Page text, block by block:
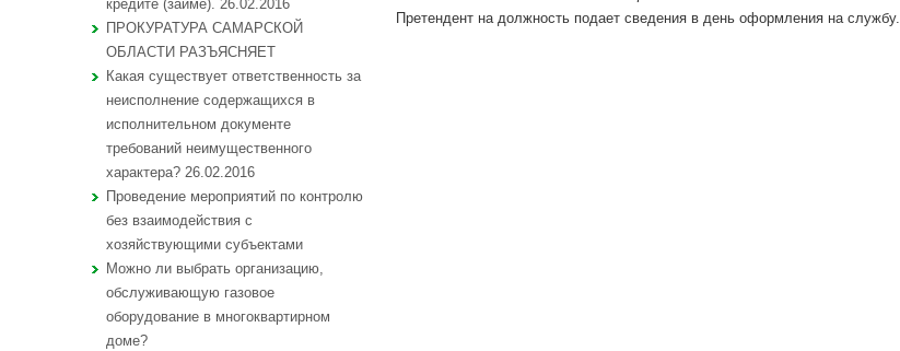
кредите (займе). 26.02.2016
ПРОКУРАТУРА САМАРСКОЙ
ОБЛАСТИ РАЗЪЯСНЯЕТ
Какая существует ответственность за
неисполнение содержащихся в
исполнительном документе
требований неимущественного
характера? 26.02.2016
Проведение мероприятий по контролю
без взаимодействия с
хозяйствующими субъектами
Можно ли выбрать организацию,
обслуживающую газовое
оборудование в многоквартирном
доме?
Претендент на должность подает сведения в день оформления на службу.